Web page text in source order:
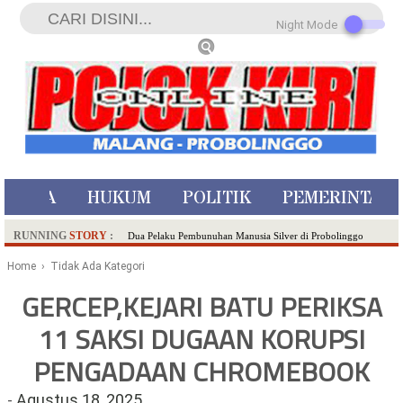
HUKUM POLITIK
RUNNING STORY : Dua Pelaku Pembunuhan Manusia Silver di Probolinggo
Literasi Melalui LASKAR JODA, Usung Filosofi Gelar Sehelai
Ambulance Dari Berbagai Daerah Padati Kota Wisata Batu
Hadirkan Tujuh Sapta Pesona Wisata di Amfiteater, Mikutopia
Buka Rekrutmen Karyawan,Berikut Kualifikasinya
Home › Tidak Ada Kategori
GERCEP,KEJARI BATU PERIKSA
11 SAKSI DUGAAN KORUPSI
PENGADAAN CHROMEBOOK
Night Mode